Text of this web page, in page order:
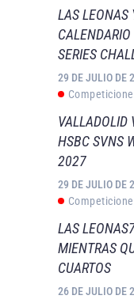
LAS LEONAS
SERIES
29 DE JULIO DE
VALLADOLID
HSBC SVNS
2027
29 DE JULIO DE
LAS
MIENTRAS
CUARTOS
26 DE JULIO DE